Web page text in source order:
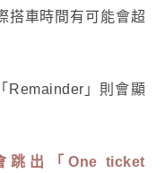
搭車時間有可能會超
Remainder」則會顯
出「One ticket